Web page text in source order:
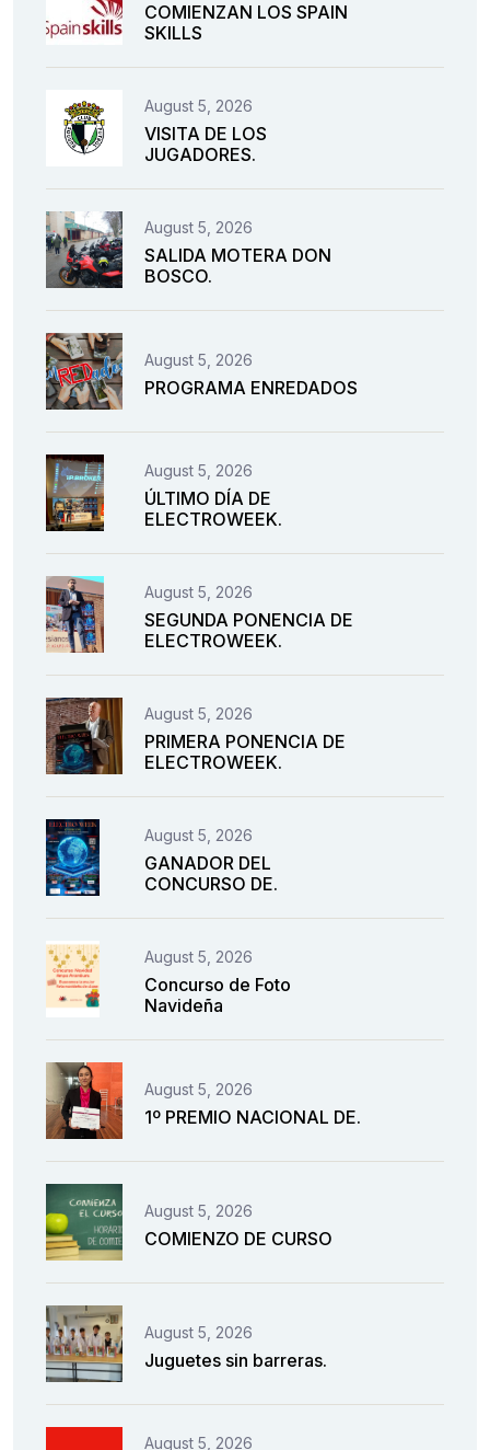
COMIENZAN LOS SPAIN
SKILLS
August 5, 2026
VISITA DE LOS
JUGADORES.
August 5, 2026
SALIDA MOTERA DON
BOSCO.
August 5, 2026
PROGRAMA ENREDADOS
August 5, 2026
ÚLTIMO DÍA DE
ELECTROWEEK.
August 5, 2026
SEGUNDA PONENCIA DE
ELECTROWEEK.
August 5, 2026
PRIMERA PONENCIA DE
ELECTROWEEK.
August 5, 2026
GANADOR DEL
CONCURSO DE.
August 5, 2026
Concurso de Foto
Navideña
August 5, 2026
1º PREMIO NACIONAL DE.
August 5, 2026
COMIENZO DE CURSO
August 5, 2026
Juguetes sin barreras.
August 5, 2026